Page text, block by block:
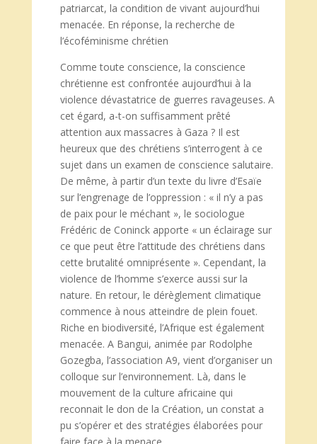
patriarcat, la condition de vivant aujourd’hui
menacée. En réponse, la recherche de
l’écoféminisme chrétien
Comme toute conscience, la conscience
chrétienne est confrontée aujourd’hui à la
violence dévastatrice de guerres ravageuses. A
cet égard, a-t-on suffisamment prêté
attention aux massacres à Gaza ? Il est
heureux que des chrétiens s’interrogent à ce
sujet dans un examen de conscience salutaire.
De même, à partir d’un texte du livre d’Esaïe
sur l’engrenage de l’oppression : « il n’y a pas
de paix pour le méchant », le sociologue
Frédéric de Coninck apporte « un éclairage sur
ce que peut être l’attitude des chrétiens dans
cette brutalité omniprésente ». Cependant, la
violence de l’homme s’exerce aussi sur la
nature. En retour, le dérèglement climatique
commence à nous atteindre de plein fouet.
Riche en biodiversité, l’Afrique est également
menacée. A Bangui, animée par Rodolphe
Gozegba, l’association A9, vient d’organiser un
colloque sur l’environnement. Là, dans le
mouvement de la culture africaine qui
reconnait le don de la Création, un constat a
pu s’opérer et des stratégies élaborées pour
faire face à la menace